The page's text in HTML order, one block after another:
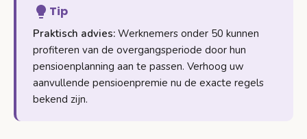
Tip
Praktisch advies: Werknemers onder 50 kunnen
profiteren van de overgangsperiode door hun
pensioenplanning aan te passen. Verhoog uw
aanvullende pensioenpremie nu de exacte regels
bekend zijn.